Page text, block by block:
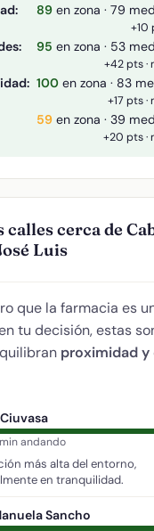
89 en zona · 79
+10
95 en zona · 53
+42 pts ·
100 en zona · 83
+17 pts
59 en zona · 39
+20 pts ·
calles cerca de
Luis
que la farmacia es
tu decisión, estas
proximidad y
andando
más alta del entorno,
en tranquilidad.
Sancho